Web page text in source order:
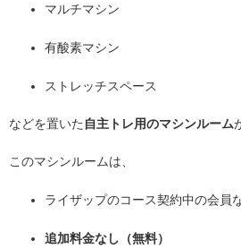
マルチマシン
有酸素マシン
ストレッチスペース
などを置いた 自主トレ用のマシンルーム
このマシンルームは、
ライザップのコース契約中の会員
追加料金なし（無料）